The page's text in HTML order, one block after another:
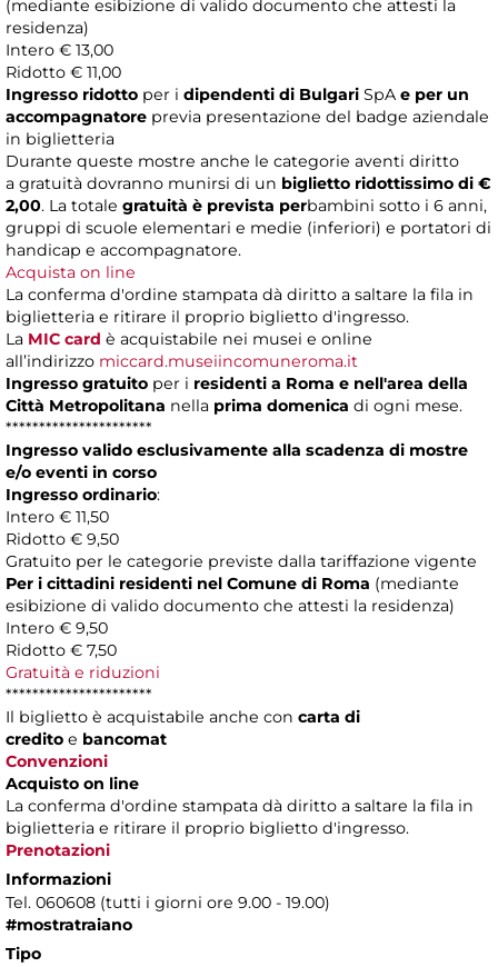
(mediante esibizione di valido documento che attesti la
residenza)
Intero € 13,00
Ridotto € 11,00
Ingresso ridotto per i dipendenti di Bulgari SpA e per un
accompagnatore previa presentazione del badge aziendale
in biglietteria
Durante queste mostre anche le categorie aventi diritto
a gratuità dovranno munirsi di un biglietto ridottissimo di €
2,00. La totale gratuità è prevista perbambini sotto i 6 anni,
gruppi di scuole elementari e medie (inferiori) e portatori di
handicap e accompagnatore.
Acquista on line
La conferma d'ordine stampata dà diritto a saltare la fila in
biglietteria e ritirare il proprio biglietto d'ingresso.
La MIC card è acquistabile nei musei e online
all’indirizzo miccard.museiincomuneroma.it
Ingresso gratuito per i residenti a Roma e nell'area della
Città Metropolitana nella prima domenica di ogni mese.
**********************
Ingresso valido esclusivamente alla scadenza di mostre
e/o eventi in corso
Ingresso ordinario:
Intero € 11,50
Ridotto € 9,50
Gratuito per le categorie previste dalla tariffazione vigente
Per i cittadini residenti nel Comune di Roma (mediante
esibizione di valido documento che attesti la residenza)
Intero € 9,50
Ridotto € 7,50
Gratuità e riduzioni
**********************
Il biglietto è acquistabile anche con carta di
credito e bancomat
Convenzioni
Acquisto on line
La conferma d'ordine stampata dà diritto a saltare la fila in
biglietteria e ritirare il proprio biglietto d'ingresso.
Prenotazioni
Informazioni
Tel. 060608 (tutti i giorni ore 9.00 - 19.00)
#mostratraiano
Tipo